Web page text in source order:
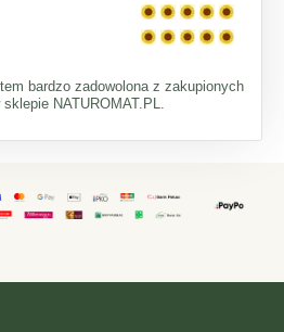
bardzo zadowolona z zakupionych
NATUROMAT.PL.